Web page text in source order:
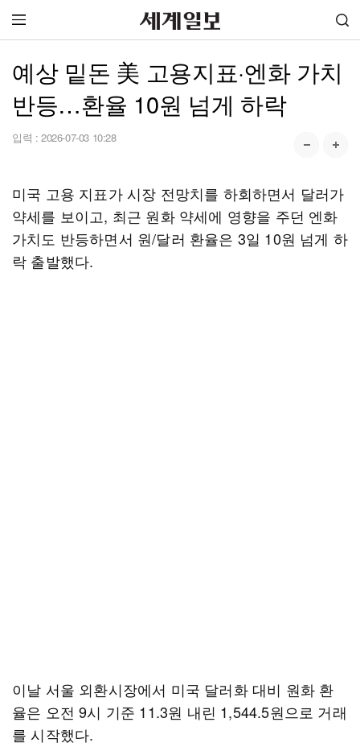
예상 밑돈 美 고용지표·엔화 가치
반등…환율 10원 넘게 하락
입력 : 2026-07-03 10:28
미국 고용 지표가 시장 전망치를 하회하면서 달러가
약세를 보이고, 최근 원화 약세에 영향을 주던 엔화
가치도 반등하면서 원/달러 환율은 3일 10원 넘게 하
락 출발했다.
이날 서울 외환시장에서 미국 달러화 대비 원화 환
율은 오전 9시 기준 11.3원 내린 1,544.5원으로 거래
를 시작했다.